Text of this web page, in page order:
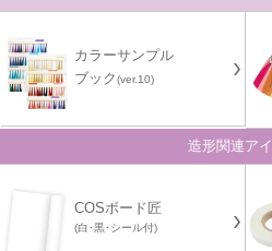
カラーサンプル
ブック(ver.10)
造形関連ア
COSボード匠
(白･黒･シール付)